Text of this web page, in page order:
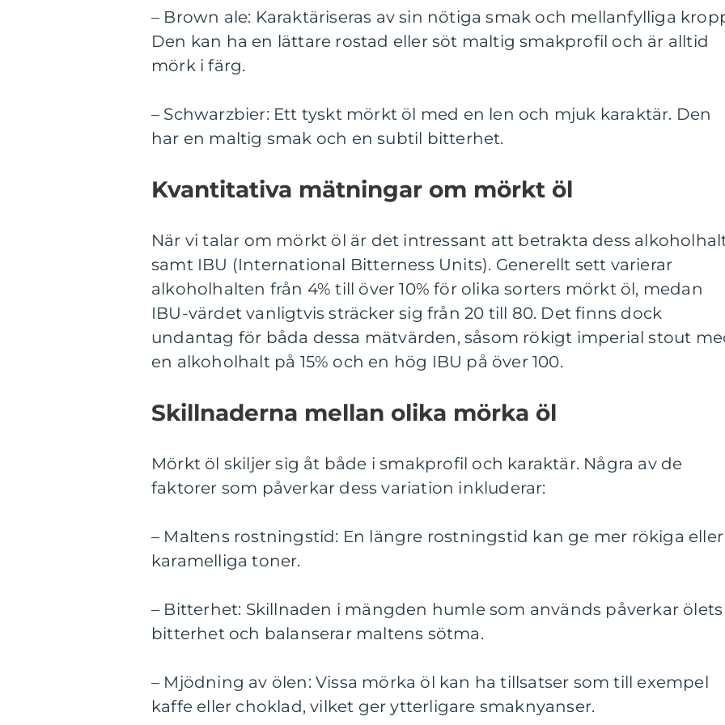
– Brown ale: Karaktäriseras av sin nötiga smak och mellanfylliga
Den kan ha en lättare rostad eller söt maltig smakprofil och är alltid
mörk i färg.
– Schwarzbier: Ett tyskt mörkt öl med en len och mjuk karaktär. Den
har en maltig smak och en subtil bitterhet.
Kvantitativa mätningar om mörkt öl
När vi talar om mörkt öl är det intressant att betrakta dess
samt IBU (International Bitterness Units). Generellt sett varierar
alkoholhalten från 4% till över 10% för olika sorters mörkt öl, medan
IBU-värdet vanligtvis sträcker sig från 20 till 80. Det finns dock
undantag för båda dessa mätvärden, såsom rökigt imperial stout
en alkoholhalt på 15% och en hög IBU på över 100.
Skillnaderna mellan olika mörka öl
Mörkt öl skiljer sig åt både i smakprofil och karaktär. Några av de
faktorer som påverkar dess variation inkluderar:
– Maltens rostningstid: En längre rostningstid kan ge mer rökiga eller
karamelliga toner.
– Bitterhet: Skillnaden i mängden humle som används påverkar ölets
bitterhet och balanserar maltens sötma.
– Mjödning av ölen: Vissa mörka öl kan ha tillsatser som till exempel
kaffe eller choklad, vilket ger ytterligare smaknyanser.